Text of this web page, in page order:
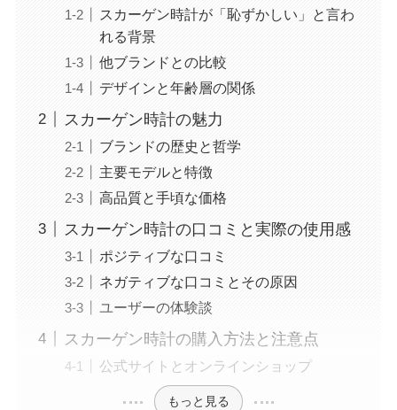
スカーゲン時計が「恥ずかしい」と言わ
れる背景
他ブランドとの比較
デザインと年齢層の関係
スカーゲン時計の魅力
ブランドの歴史と哲学
主要モデルと特徴
高品質と手頃な価格
スカーゲン時計の口コミと実際の使用感
ポジティブな口コミ
ネガティブな口コミとその原因
ユーザーの体験談
スカーゲン時計の購入方法と注意点
公式サイトとオンラインショップ
もっと見る